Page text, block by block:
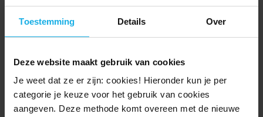
Toestemming Details Over
Deze website maakt gebruik van cookies
Je weet dat ze er zijn: cookies! Hieronder kun je per
categorie je keuze voor het gebruik van cookies
aangeven. Deze methode komt overeen met de nieuwe
Slim je pensioen
berekenen, slim pensioen
inleggen
11 augustus
16:00 – 16:30